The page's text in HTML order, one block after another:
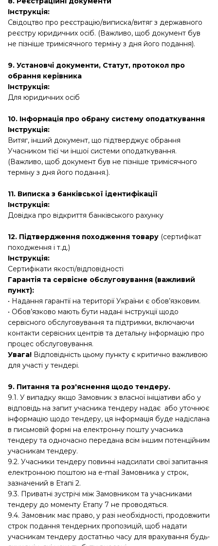
Інструкція:
Свідоцтво про реєстрацію/виписка/витяг з державного
реєстру юридичних осіб. (Важливо, щоб документ був
не пізніше тримісячного терміну з дня його подання).
9. Установчі документи, Статут, протокол про
обрання керівника
Інструкція:
Для юридичних осіб
10. Інформація про обрану систему оподаткування
Інструкція:
Витяг, інший документ, що підтверджує обрання
Учасником тієї чи іншої системи оподаткування.
(Важливо, щоб документ був не пізніше тримісячного
терміну з дня його подання.).
11. Виписка з банківської ідентифікації
Інструкція:
Довідка про відкриття банківського рахунку
12. Підтвердження походження товару (сертифікат
походження і т.д.)
Інструкція:
Сертифікати якості/відповідності
Гарантія та сервісне обслуговування (важливий
пункт):
• Надання гарантії на території України є обов’язковим.
• Обов’язково мають бути надані інструкції щодо
сервісного обслуговування та підтримки, включаючи
контакти сервісних центрів та детальну інформацію про
процес обслуговування.
Увага! Відповідність цьому пункту є критично важливою
для участі у тендері.
9. Питання та роз'яснення щодо тендеру.
9.1. У випадку якщо Замовник з власної ініціативи або у
відповідь на запит учасника тендеру надає або уточнює
інформацію щодо тендеру, ця інформація буде надіслана
в письмовій формі на електронну пошту учасника
тендеру та одночасно передана всім іншим потенційним
учасникам тендеру.
9.2. Учасники тендеру повинні надсилати свої запитання
електронною поштою на e-mail Замовника у строк,
зазначений в Етапі 2.
9.3. Приватні зустрічі між Замовником та учасниками
тендеру до моменту Етапу 7 не проводяться.
9.4. Замовник має право, у разі необхідності, продовжити
строк подання тендерних пропозицій, щоб надати
учасникам тендеру достатньо часу для врахування будь-